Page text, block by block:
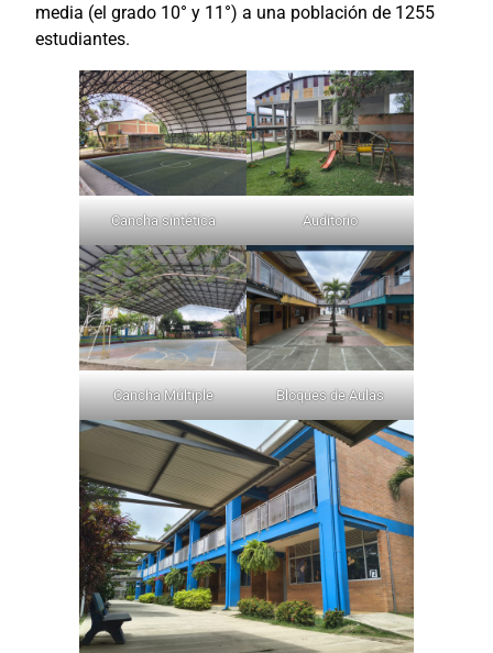
media (el grado 10° y 11°) a una población de 1255
estudiantes.
Cancha sintética Auditorio
Cancha Múltiple Bloques de Aulas